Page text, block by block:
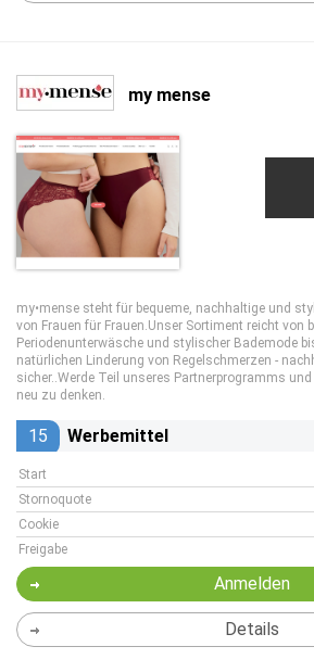
my mense
my•mense steht für bequeme, nachhaltige und
von Frauen für Frauen.Unser Sortiment reicht von
Periodenunterwäsche und stylischer Bademode
natürlichen Linderung von Regelschmerzen -
sicher..Werde Teil unseres Partnerprogramms
neu zu denken.
15 Werbemittel
Start
Stornoquote
Cookie
Freigabe
Anmelden
Details